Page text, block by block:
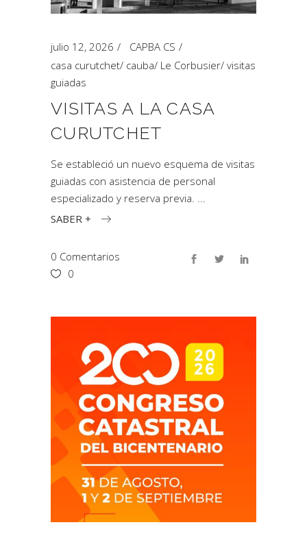
julio 12, 2026
CAPBA CS
casa curutchet/ cauba/ Le Corbusier/ visitas
guiadas
VISITAS A LA CASA
CURUTCHET
Se estableció un nuevo esquema de visitas
guiadas con asistencia de personal
especializado y reserva previa.
SABER +
0 Comentarios
0